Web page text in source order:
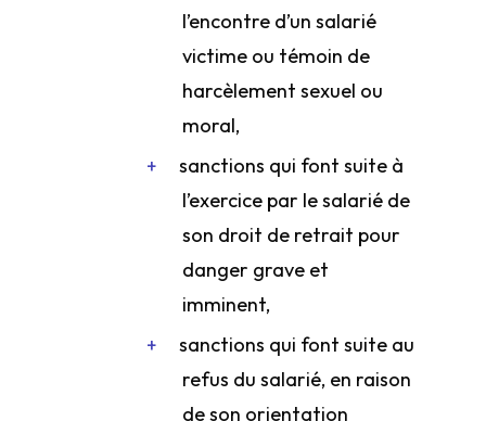
l’encontre d’un salarié
victime ou témoin de
harcèlement sexuel ou
moral,
sanctions qui font suite à
l’exercice par le salarié de
son droit de retrait pour
danger grave et
imminent,
sanctions qui font suite au
refus du salarié, en raison
de son orientation